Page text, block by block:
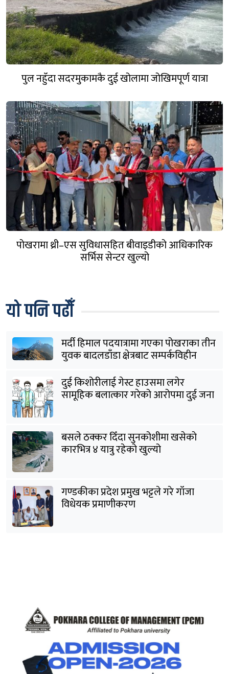
पुल नहुँदा सदरमुकामकै दुई खोलामा जोखिमपूर्ण यात्रा
पोखरामा थ्री–एस सुविधासहित बीवाइडीको आधिकारिक
सर्भिस सेन्टर खुल्यो
यो पनि पढौँ
मर्दी हिमाल पदयात्रामा गएका पोखराका तीन
युवक बादलडाँडा क्षेत्रबाट सम्पर्कविहीन
दुई किशोरीलाई गेस्ट हाउसमा लगेर
सामूहिक बलात्कार गरेको आरोपमा दुई जना
बसले ठक्कर दिँदा सुनकोशीमा खसेकाे
कारभित्र ४ यात्रु रहेको खुल्यो
गण्डकीका प्रदेश प्रमुख भट्टले गरे गाँजा
विधेयक प्रमाणीकरण